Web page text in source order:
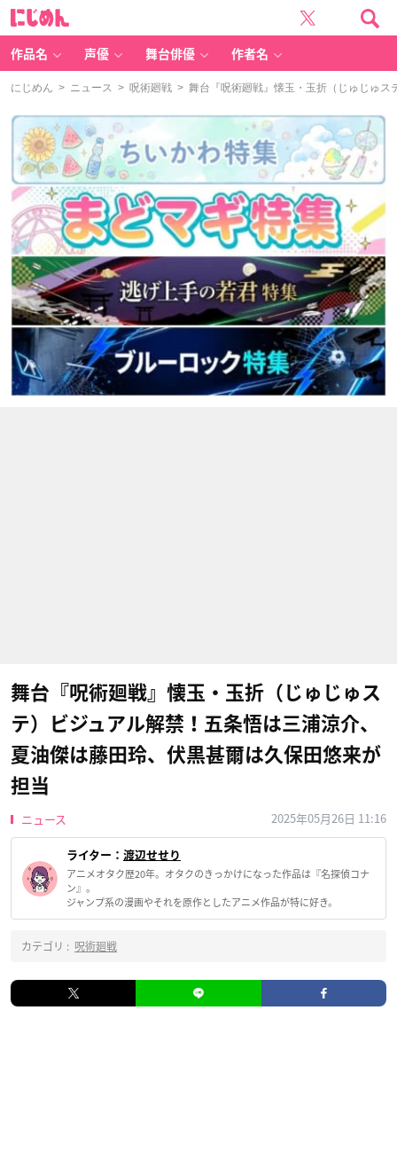
作品名 声優 舞台俳優 作者名
にじめん > ニュース > 呪術廻戦 > 舞台『呪術廻戦』懐玉・玉折（じゅじゅス
舞台『呪術廻戦』懐玉・玉折（じゅじゅス
テ）ビジュアル解禁！五条悟は三浦涼介、
夏油傑は藤田玲、伏黒甚爾は久保田悠来が
担当
ニュース 2025年05月26日 11:16
ライター： 渡辺せせり
アニメオタク歴20年。オタクのきっかけになった作品は『名探偵コナ
ン』。
ジャンプ系の漫画やそれを原作としたアニメ作品が特に好き。
カテゴリ : 呪術廻戦